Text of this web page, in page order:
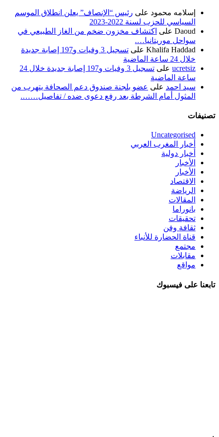
إسلامه محمود على رئيس “الإنصاف” يعلن انطلاق الموسم
السياسي للحزب لسنة 2022-2023
Daoud على اكتشاف مخزون ضخم من الغاز الطبيعي في
سواحل موريتانيا….
Khalifa Haddad على
تسجيل 3 وفيات و197 إصابة جديدة
خلال 24 ساعة الماضية
ucretsiz على
تسجيل 3 وفيات و197 إصابة جديدة خلال 24
ساعة الماضية
سيد احمد على عضو بلجنة صندوق دعم الصحافة يتهرب من
المثول أمام الشرطة بعد رفع دعوى ضده / تفاصيل…….
تصنيفات
Uncategorised
أخبار المغرب العربي
أخبار دولية
الأخبار
الأخبار
الاقتصاد
الرياضة
المقالات
بانوراما
تحقيقات
ثقافة وفن
قناة الحضارة للأنباء
مجتمع
مقابلات
مواقع
تابعنا على فيسبوك